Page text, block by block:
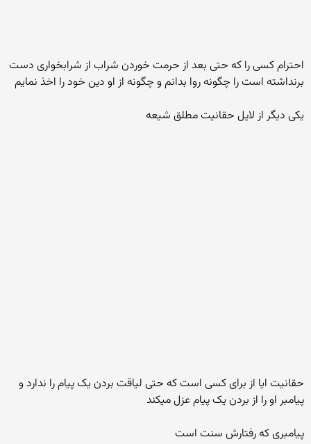
احترام کسی را که حتی بعد از حرمت خوردن شراب از شرابخواری دست
برنداشته است را چگونه روا بدانم و چگونه از او دین خود را اخذ نمایم
یکی دیگر از لایل حقانیت مطلق شیعه
حقانیت ایا از برای کسی است که حتی لیاقت بردن یک پیام را ندارد و
پیامبر او را از بردن یک پیام عزل میکند
پیامبری که رفتارش سنت است